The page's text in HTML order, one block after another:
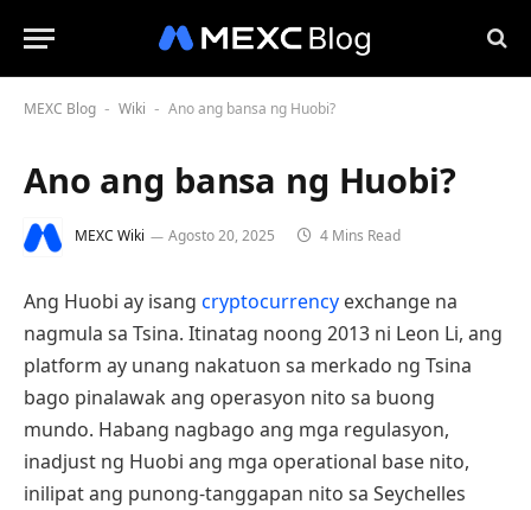
MEXC Blog - Wiki - Ano ang bansa ng Huobi?
Ano ang bansa ng Huobi?
MEXC Wiki Agosto 20, 2025 4 Mins Read
Ang Huobi ay isang cryptocurrency exchange na
nagmula sa Tsina. Itinatag noong 2013 ni Leon Li, ang
platform ay unang nakatuon sa merkado ng Tsina
bago pinalawak ang operasyon nito sa buong
mundo. Habang nagbago ang mga regulasyon,
inadjust ng Huobi ang mga operational base nito,
inilipat ang punong-tanggapan nito sa Seychelles